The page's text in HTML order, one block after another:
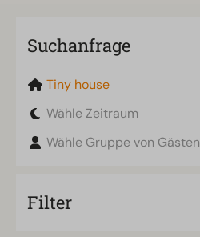
Suchanfrage
Tiny house
Wähle Zeitraum
Wähle Gruppe von Gästen
Filter